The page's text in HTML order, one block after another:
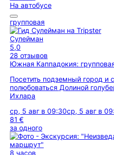
На автобусе
групповая
Сулейман
5,0
28 отзывов
Южная Каппадокия:
Посетить подземный город и
полюбоваться Долиной
Ихлара
ср, 5 авг в 09:30ср, 5 авг в
81 €
за одного
8 часов